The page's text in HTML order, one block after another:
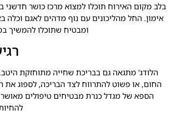
בלב מקום האירוח תוכלו למצוא מרכז כושר חדשני
אימון. החל מהליכונים עם נוף מדהים לאגם וכלה
ומבטיח שתוכלו להמשיך
הלודג' מתגאה גם בבריכת שחייה מתוחזקת
החום, או פשוט להתרווח לצד הבריכה, לספוג
הספא של מגדל כנרת מבטיחים טיפולים